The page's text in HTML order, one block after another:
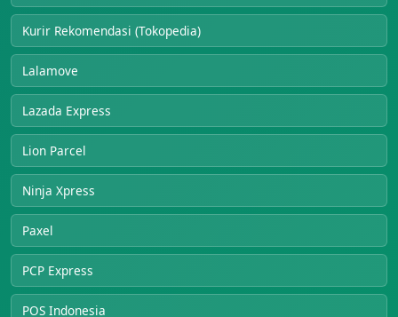
Kurir Rekomendasi (Tokopedia)
Lalamove
Lazada Express
Lion Parcel
Ninja Xpress
Paxel
PCP Express
POS Indonesia